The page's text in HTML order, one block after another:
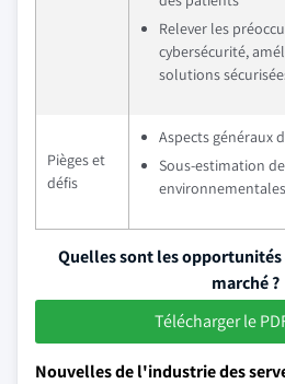
Relever les
cybersécurité,
solutions
Pièges et
défis
Aspects généraux
Sous-estimation
environnementales
Quelles sont les opportunités
marché ?
Télécharger le
Nouvelles de l'industrie des